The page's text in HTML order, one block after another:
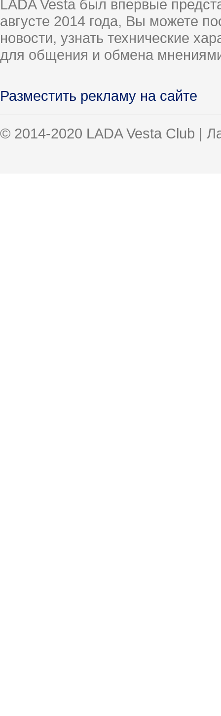
LADA Vesta был впервые
августе 2014 года, Вы можете
новости, узнать технические
для общения и обмена
Разместить рекламу на сайте
© 2014-2020 LADA Vesta Club |